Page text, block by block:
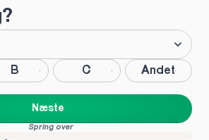
B C Andet
Næste
Spring over